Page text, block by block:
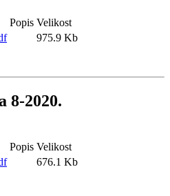
Popis Velikost
975.9 Kb
8-2020.
Popis Velikost
676.1 Kb